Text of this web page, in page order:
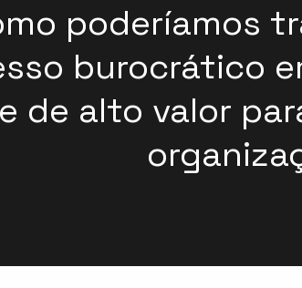
poderíamos
burocrático
de alto valor